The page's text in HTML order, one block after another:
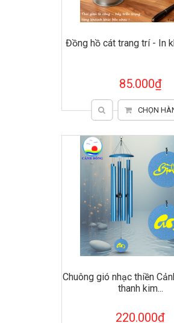
Đồng hồ cát trang trí - In
85.000₫
CHỌN
Chuông gió nhạc thiền
thanh kim...
220.000₫